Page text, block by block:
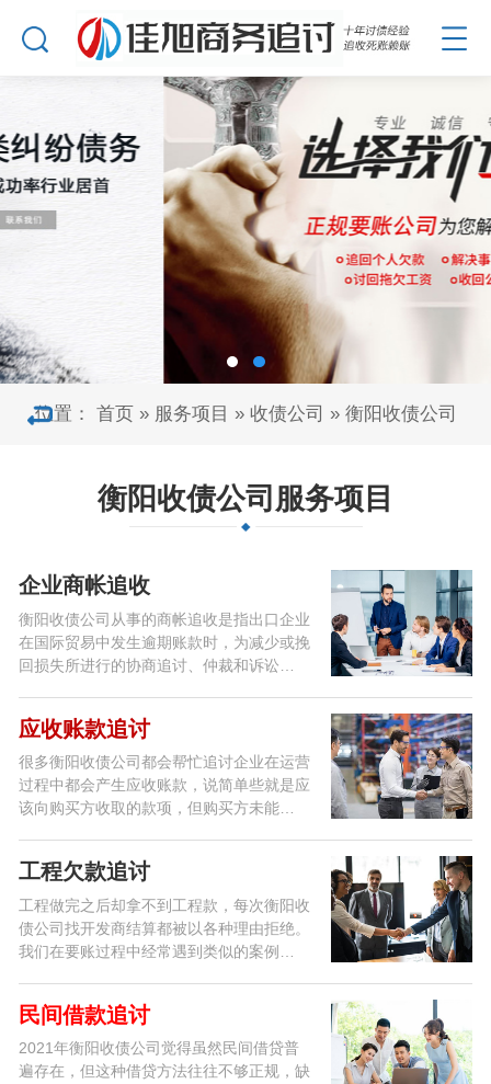
位置： 首页» 服务项目 » 收债公司 » 衡阳收债公司
衡阳收债公司服务项目
企业商帐追收
衡阳收债公司从事的商帐追收是指出口企业
在国际贸易中发生逾期账款时，为减少或挽
回损失所进行的协商追讨、仲裁和诉讼…
应收账款追讨
很多衡阳收债公司都会帮忙追讨企业在运营
过程中都会产生应收账款，说简单些就是应
该向购买方收取的款项，但购买方未能…
工程欠款追讨
工程做完之后却拿不到工程款，每次衡阳收
债公司找开发商结算都被以各种理由拒绝。
我们在要账过程中经常遇到类似的案例…
民间借款追讨
2021年衡阳收债公司觉得虽然民间借贷普
遍存在，但这种借贷方法往往不够正规，缺